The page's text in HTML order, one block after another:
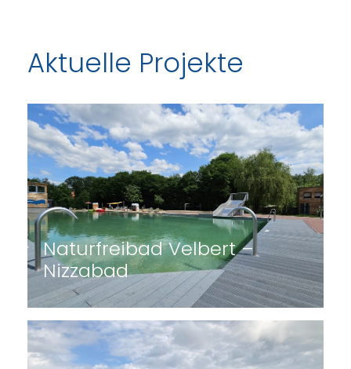
Aktuelle Projekte
Der neue Eckermannpark in
Winsen (Luhe) mit
energieneutralem „Bio-
Freibad“